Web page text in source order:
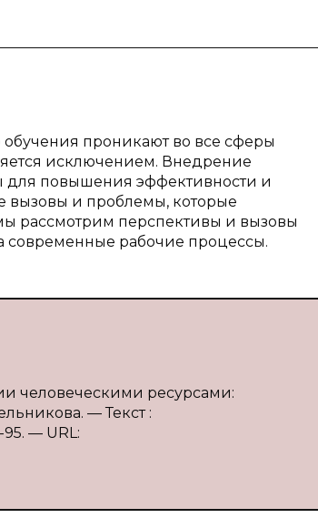
проникают во все сферы
исключением. Внедрение
для повышения эффективности и
вызовы и проблемы, которые
рассмотрим перспективы и вызовы
рабочие процессы.
человеческими ресурсами:
— Текст :
— URL: